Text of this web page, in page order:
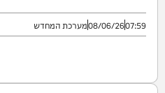
07:59
08/06/26מערכת המחדש